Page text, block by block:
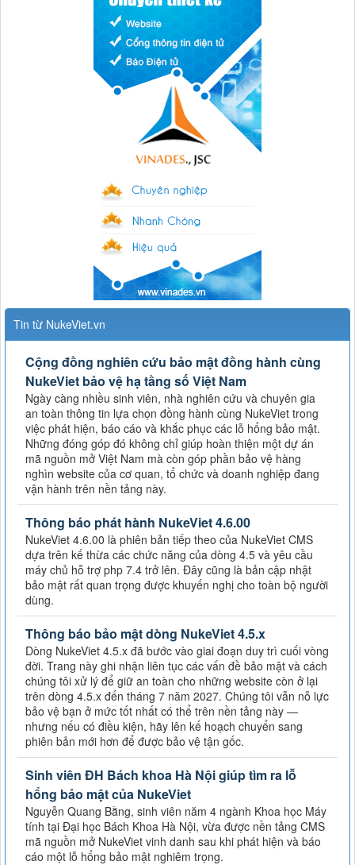
Tin từ NukeViet.vn
Cộng đồng nghiên cứu bảo mật đồng hành cùng
NukeViet bảo vệ hạ tầng số Việt Nam
Ngày càng nhiều sinh viên, nhà nghiên cứu và chuyên gia
an toàn thông tin lựa chọn đồng hành cùng NukeViet trong
việc phát hiện, báo cáo và khắc phục các lỗ hổng bảo mật.
Những đóng góp đó không chỉ giúp hoàn thiện một dự án
mã nguồn mở Việt Nam mà còn góp phần bảo vệ hàng
nghìn website của cơ quan, tổ chức và doanh nghiệp đang
vận hành trên nền tảng này.
Thông báo phát hành NukeViet 4.6.00
NukeViet 4.6.00 là phiên bản tiếp theo của NukeViet CMS
dựa trên kế thừa các chức năng của dòng 4.5 và yêu cầu
máy chủ hỗ trợ php 7.4 trở lên. Đây cũng là bản cập nhật
bảo mật rất quan trọng được khuyến nghị cho toàn bộ người
dùng.
Thông báo bảo mật dòng NukeViet 4.5.x
Dòng NukeViet 4.5.x đã bước vào giai đoạn duy trì cuối vòng
đời. Trang này ghi nhận liên tục các vấn đề bảo mật và cách
chúng tôi xử lý để giữ an toàn cho những website còn ở lại
trên dòng 4.5.x đến tháng 7 năm 2027. Chúng tôi vẫn nỗ lực
bảo vệ bạn ở mức tốt nhất có thể trên nền tảng này —
nhưng nếu có điều kiện, hãy lên kế hoạch chuyển sang
phiên bản mới hơn để được bảo vệ tận gốc.
Sinh viên ĐH Bách khoa Hà Nội giúp tìm ra lỗ
hổng bảo mật của NukeViet
Nguyễn Quang Bằng, sinh viên năm 4 ngành Khoa học Máy
tính tại Đại học Bách Khoa Hà Nội, vừa được nền tảng CMS
mã nguồn mở NukeViet vinh danh sau khi phát hiện và báo
cáo một lỗ hổng bảo mật nghiêm trọng.